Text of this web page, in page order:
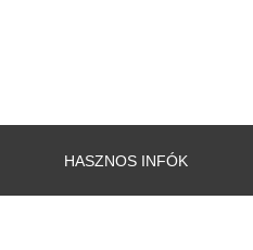
HASZNOS INFÓK